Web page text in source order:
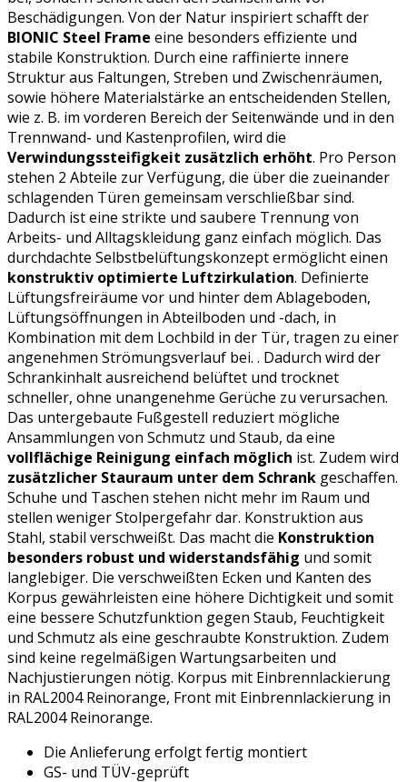
Beschädigungen. Von der Natur inspiriert schafft der
BIONIC Steel Frame eine besonders effiziente und
stabile Konstruktion. Durch eine raffinierte innere
Struktur aus Faltungen, Streben und Zwischenräumen,
sowie höhere Materialstärke an entscheidenden Stellen,
wie z. B. im vorderen Bereich der Seitenwände und in den
Trennwand- und Kastenprofilen, wird die
Verwindungssteifigkeit zusätzlich erhöht. Pro Person
stehen 2 Abteile zur Verfügung, die über die zueinander
schlagenden Türen gemeinsam verschließbar sind.
Dadurch ist eine strikte und saubere Trennung von
Arbeits- und Alltagskleidung ganz einfach möglich. Das
durchdachte Selbstbelüftungskonzept ermöglicht einen
konstruktiv optimierte Luftzirkulation. Definierte
Lüftungsfreiräume vor und hinter dem Ablageboden,
Lüftungsöffnungen in Abteilboden und -dach, in
Kombination mit dem Lochbild in der Tür, tragen zu einer
angenehmen Strömungsverlauf bei. . Dadurch wird der
Schrankinhalt ausreichend belüftet und trocknet
schneller, ohne unangenehme Gerüche zu verursachen.
Das untergebaute Fußgestell reduziert mögliche
Ansammlungen von Schmutz und Staub, da eine
vollflächige Reinigung einfach möglich ist. Zudem wird
zusätzlicher Stauraum unter dem Schrank geschaffen.
Schuhe und Taschen stehen nicht mehr im Raum und
stellen weniger Stolpergefahr dar. Konstruktion aus
Stahl, stabil verschweißt. Das macht die Konstruktion
besonders robust und widerstandsfähig und somit
langlebiger. Die verschweißten Ecken und Kanten des
Korpus gewährleisten eine höhere Dichtigkeit und somit
eine bessere Schutzfunktion gegen Staub, Feuchtigkeit
und Schmutz als eine geschraubte Konstruktion. Zudem
sind keine regelmäßigen Wartungsarbeiten und
Nachjustierungen nötig. Korpus mit Einbrennlackierung
in RAL2004 Reinorange, Front mit Einbrennlackierung in
RAL2004 Reinorange.
Die Anlieferung erfolgt fertig montiert
GS- und TÜV-geprüft